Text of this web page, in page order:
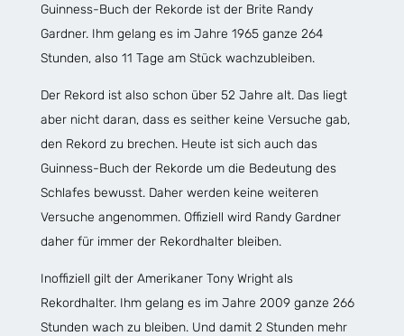
Guinness-Buch der Rekorde ist der Brite Randy
Gardner. Ihm gelang es im Jahre 1965 ganze 264
Stunden, also 11 Tage am Stück wachzubleiben.
Der Rekord ist also schon über 52 Jahre alt. Das liegt
aber nicht daran, dass es seither keine Versuche gab,
den Rekord zu brechen. Heute ist sich auch das
Guinness-Buch der Rekorde um die Bedeutung des
Schlafes bewusst. Daher werden keine weiteren
Versuche angenommen. Offiziell wird Randy Gardner
daher für immer der Rekordhalter bleiben.
Inoffiziell gilt der Amerikaner Tony Wright als
Rekordhalter. Ihm gelang es im Jahre 2009 ganze 266
Stunden wach zu bleiben. Und damit 2 Stunden mehr